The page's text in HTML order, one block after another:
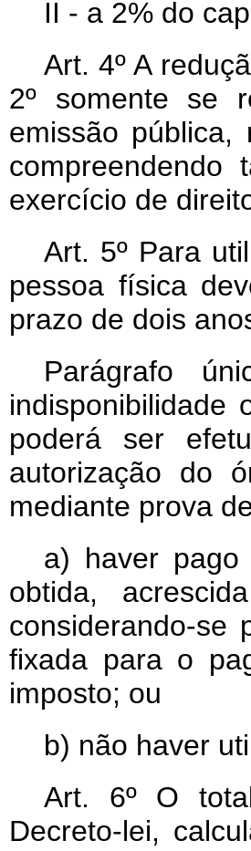
II - a 2% do
Art. 4º A
2º somente se
emissão pública,
compreendendo
exercício de
Art. 5º Para
pessoa física
prazo de dois
Parágrafo
indisponibilidade
poderá ser
autorização do
mediante prova
a) haver pago
obtida,
considerando-
fixada para o
imposto; ou
b) não haver
Art. 6º O
Decreto-lei,